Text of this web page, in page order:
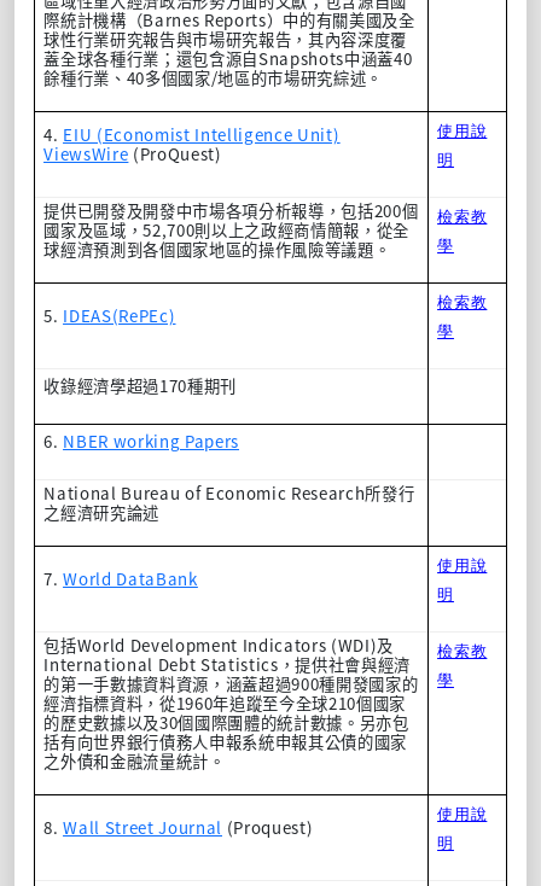
際統計機構（Barnes Reports）中的有關美國及全
球性行業研究報告與市場研究報告，其內容深度覆
蓋全球各種行業；還包含源自Snapshots中涵蓋40
餘種行業、 40多個國家/地區的市場研究綜述。
4. EIU (Economist Intelligence Unit)
ViewsWire (ProQuest)
使用說
明
提供已開發及開發中市場各項分析報導，包括200個
國家及區域，52,700則以上之政經商情簡報，從全
球經濟預測到各個國家地區的操作風險等議題。
檢索教
學
5. IDEAS(RePEc)
檢索教
學
收錄經濟學超過170種期刊
6. NBER working Papers
National Bureau of Economic Research所發行
之經濟研究論述
7.World DataBank
使用說
明
包括World Development Indicators (WDI)及
International Debt Statistics ，提供社會與經濟
的第一手數據資料資源，涵蓋超過900種開發國家的
經濟指標資料，從1960年追蹤至今全球210個國家
的歷史數據以及30個國際團體的統計數據。另亦包
括有向世界銀行債務人申報系統申報其公債的國家
之外債和金融流量統計。
檢索教
學
8.Wall Street Journal (Proquest)
使用說
明